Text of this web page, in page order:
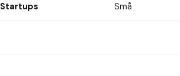
Startups Små